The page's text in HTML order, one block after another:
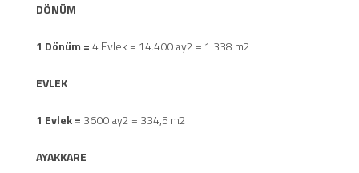
DÖNÜM
1 Dönüm =4 Evlek = 14.400 ay2 = 1.338 m2
EVLEK
1 Evlek = 3600 ay2 = 334,5 m2
AYAKKARE